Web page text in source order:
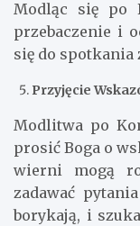
Modląc się po
przebaczenie i
się do spotkania
Przyjęcie
Modlitwa po
prosić Boga o
wierni mogą
zadawać
borykają, i